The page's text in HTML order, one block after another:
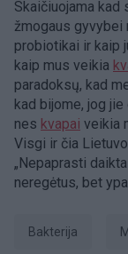
Skaičiuojama kad
žmogaus gyvybei
probiotikai ir kaip
kaip mus veikia
paradoksų, kad
kad bijome, jog
nes kvapai veikia
Visgi ir čia
„Nepaprasti
neregėtus, bet
bakterija